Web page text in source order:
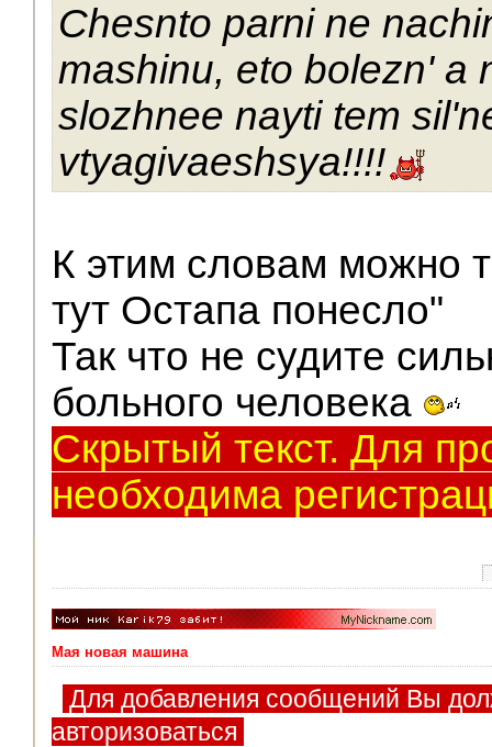
Chesnto parni ne
mashinu, eto bolezn' a
slozhnee nayti tem
vtyagivaeshsya!!!!
К этим словам можно
тут Остапа понесло"
Так что не судите
больного человека
Скрытый текст. Для
необходима
Мая новая машина
Для добавления сообщений Вы
авторизоваться